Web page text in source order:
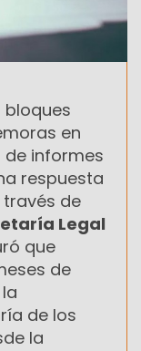
bloques
en
informes
respuesta
través de
Legal
que
de
de los
la